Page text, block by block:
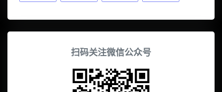
扫码关注微信公众号